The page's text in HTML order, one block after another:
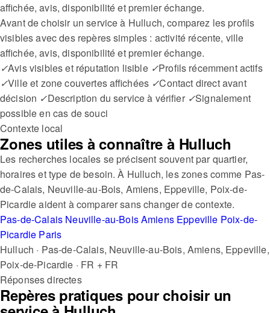
affichée, avis, disponibilité et premier échange.
Avant de choisir un service à Hulluch, comparez les profils
visibles avec des repères simples : activité récente, ville
affichée, avis, disponibilité et premier échange.
✓Avis visibles et réputation lisible ✓Profils récemment actifs
✓Ville et zone couvertes affichées ✓Contact direct avant
décision ✓Description du service à vérifier ✓Signalement
possible en cas de souci
Contexte local
Zones utiles à connaître à Hulluch
Les recherches locales se précisent souvent par quartier,
horaires et type de besoin. À Hulluch, les zones comme Pas-
de-Calais, Neuville-au-Bois, Amiens, Eppeville, Poix-de-
Picardie aident à comparer sans changer de contexte.
Pas-de-Calais Neuville-au-BoisAmiens Eppeville Poix-de-
Picardie Paris
Hulluch · Pas-de-Calais, Neuville-au-Bois, Amiens, Eppeville,
Poix-de-Picardie · FR + FR
Réponses directes
Repères pratiques pour choisir un